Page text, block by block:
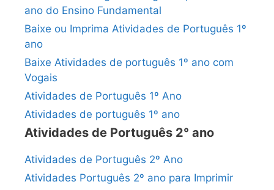
ano do Ensino Fundamental
Baixe ou Imprima Atividades de Português 1º
ano
Baixe Atividades de português 1º ano com
Vogais
Atividades de Português 1º Ano
Atividades de português 1º ano
Atividades de Português 2° ano
Atividades de Português 2º Ano
Atividades Português 2º ano para Imprimir